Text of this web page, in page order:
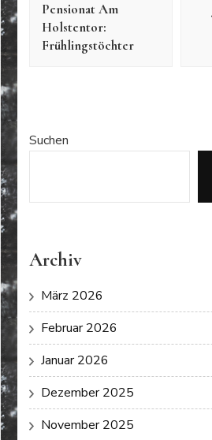
Pensionat Am
Holstentor:
Frühlingstöchter
Suchen
Archiv
März 2026
Februar 2026
Januar 2026
Dezember 2025
November 2025